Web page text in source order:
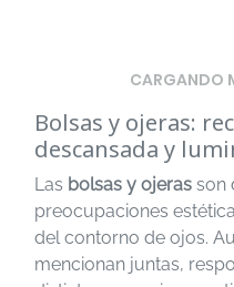
CARGANDO
Bolsas y ojeras:
descansada y
Las bolsas y ojeras son
preocupaciones
del contorno de ojos.
mencionan juntas,